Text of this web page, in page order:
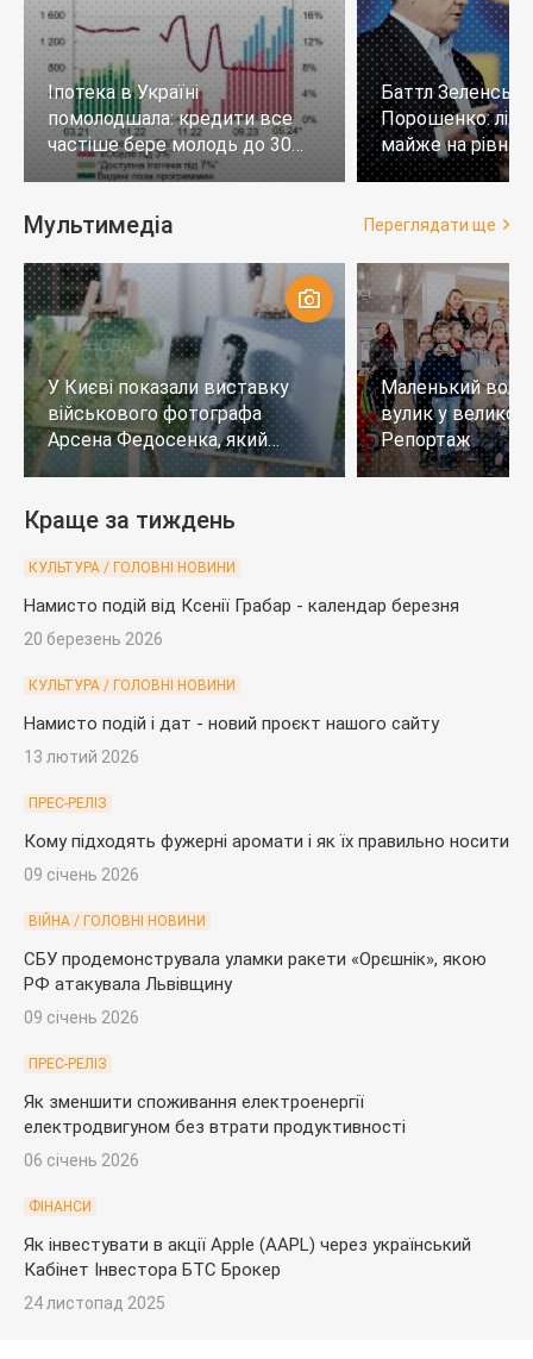
Іпотека в Україні
помолодшала: кредити все
частіше бере молодь до 30
років
Баттл
Порошенко:
майже на
тих, хто не
Мультимедіа Переглядати ще
У Києві показали виставку
військового фотографа
Арсена Федосенка, який
загинув на війні
Маленький
вулик у
Репортаж
Краще за тиждень
КУЛЬТУРА / ГОЛОВНІ НОВИНИ
Намисто подій від Ксенії Грабар - календар березня
20 березень 2026
КУЛЬТУРА / ГОЛОВНІ НОВИНИ
Намисто подій і дат - новий проєкт нашого сайту
13 лютий 2026
ПРЕС-РЕЛІЗ
Кому підходять фужерні аромати і як їх правильно носити
09 січень 2026
ВІЙНА / ГОЛОВНІ НОВИНИ
СБУ продемонструвала уламки ракети «Орєшнік», якою
РФ атакувала Львівщину
09 січень 2026
ПРЕС-РЕЛІЗ
Як зменшити споживання електроенергії
електродвигуном без втрати продуктивності
06 січень 2026
ФІНАНСИ
Як інвестувати в акції Apple (AAPL) через український
Кабінет Інвестора БТС Брокер
24 листопад 2025